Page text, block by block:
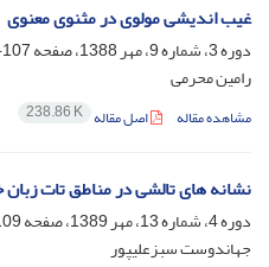
غیب اندیشی مولوی در مثنوی معنوی
دوره 3، شماره 9، مهر 1388، صفحه
107-127
رامین محرمی
مشاهده مقاله اصل مقاله 238.86 K
نشانه های تالشی در مناطق تات زبان
دوره 4، شماره 13، مهر 1389، صفحه
140
جهاندوست سبزعلیپور